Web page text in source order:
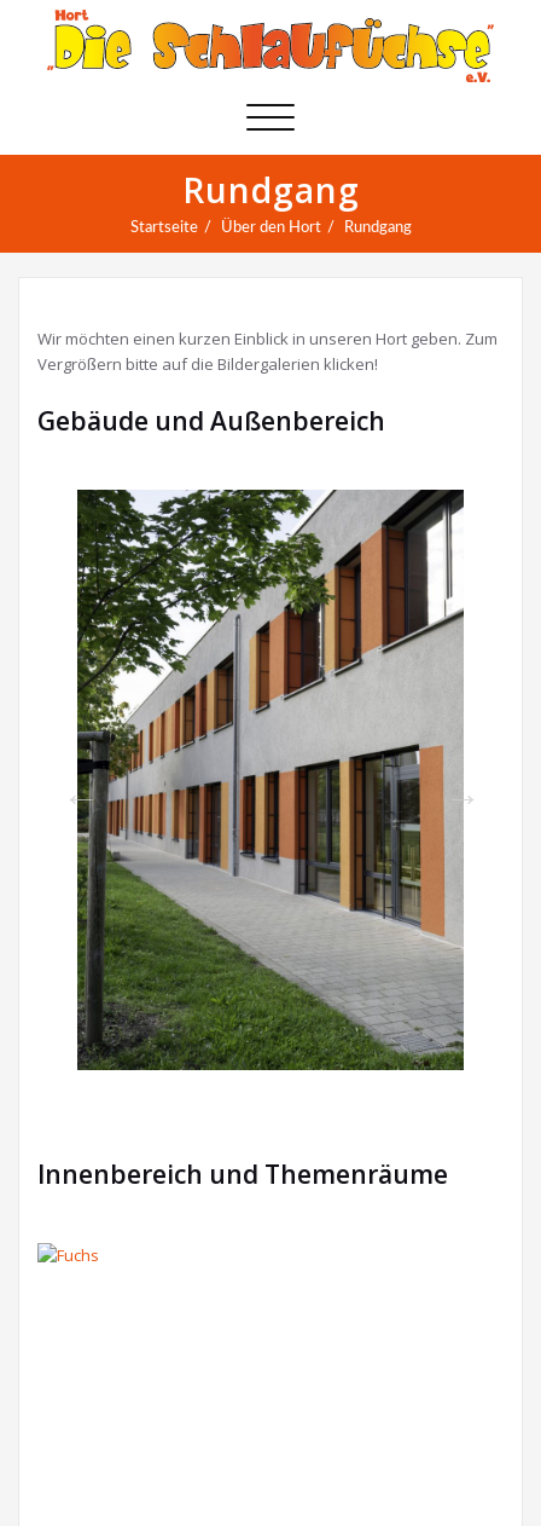
Schalte
Rundgang
Startseite Über den Hort Rundgang
Wir möchten einen kurzen Einblick in unseren Hort geben. Zum
Vergrößern bitte auf die Bildergalerien klicken!
Gebäude und Außenbereich
Innenbereich und Themenräume